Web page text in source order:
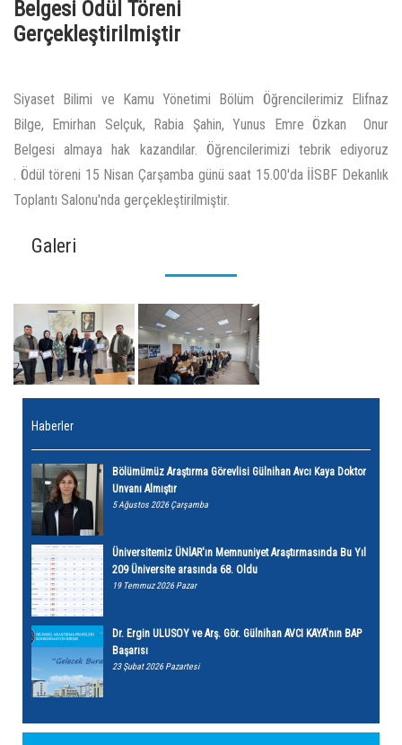
Belgesi Ödül Töreni
Gerçekleştirilmiştir
Siyaset Bilimi ve Kamu Yönetimi Bölüm Öğrencilerimiz Elifnaz
Bilge, Emirhan Selçuk, Rabia Şahin, Yunus Emre Özkan Onur
Belgesi almaya hak kazandılar. Öğrencilerimizi tebrik ediyoruz
. Ödül töreni 15 Nisan Çarşamba günü saat 15.00'da İİSBF Dekanlık
Toplantı Salonu'nda gerçekleştirilmiştir.
Galeri
Haberler
Bölümümüz Araştırma Görevlisi Gülnihan Avcı Kaya Doktor
Unvanı Almıştır
5 Ağustos 2026 Çarşamba
Üniversitemiz ÜNİAR'ın Memnuniyet Araştırmasında Bu Yıl
209 Üniversite arasında 68. Oldu
19 Temmuz 2026 Pazar
Dr. Ergin ULUSOY ve Arş. Gör. Gülnihan AVCI KAYA'nın BAP
Başarısı
23 Şubat 2026 Pazartesi